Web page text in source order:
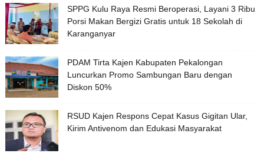
SPPG Kulu Raya Resmi Beroperasi, Layani 3 Ribu
Porsi Makan Bergizi Gratis untuk 18 Sekolah di
Karanganyar
PDAM Tirta Kajen Kabupaten Pekalongan
Luncurkan Promo Sambungan Baru dengan
Diskon 50%
RSUD Kajen Respons Cepat Kasus Gigitan Ular,
Kirim Antivenom dan Edukasi Masyarakat